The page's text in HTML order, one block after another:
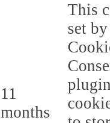
11
months
This
set